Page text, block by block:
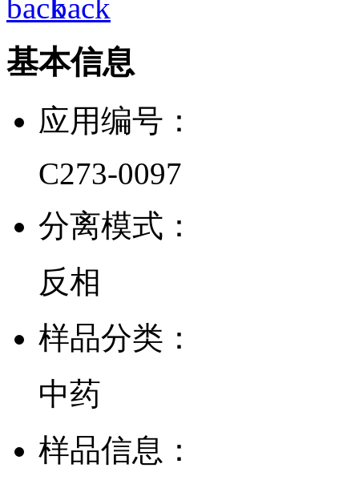
基本信息
应用编号：
C273-0097
分离模式：
反相
样品分类：
中药
样品信息：